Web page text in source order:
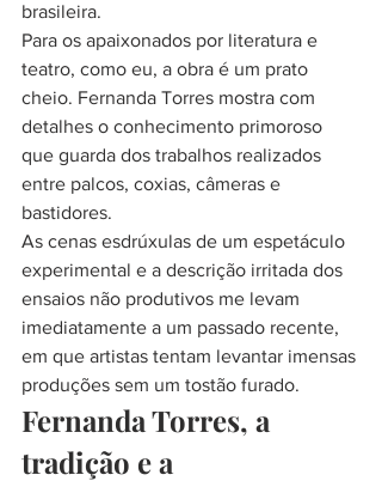
brasileira.
Para os apaixonados por literatura e
teatro, como eu, a obra é um prato
cheio. Fernanda Torres mostra com
detalhes o conhecimento primoroso
que guarda dos trabalhos realizados
entre palcos, coxias, câmeras e
bastidores.
As cenas esdrúxulas de um espetáculo
experimental e a descrição irritada dos
ensaios não produtivos me levam
imediatamente a um passado recente,
em que artistas tentam levantar imensas
produções sem um tostão furado.
Fernanda Torres, a
tradição e a